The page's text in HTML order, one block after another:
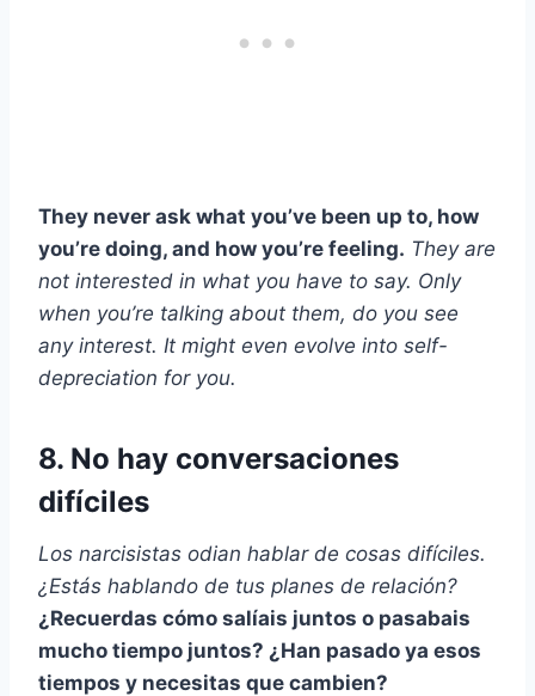
They never ask what you’ve been up to, how
you’re doing, and how you’re feeling. They are
not interested in what you have to say. Only
when you’re talking about them, do you see
any interest. It might even evolve into self-
depreciation for you.
8. No hay conversaciones
difíciles
Los narcisistas odian hablar de cosas difíciles.
¿Estás hablando de tus planes de relación?
¿Recuerdas cómo salíais juntos o pasabais
mucho tiempo juntos? ¿Han pasado ya esos
tiempos y necesitas que cambien?